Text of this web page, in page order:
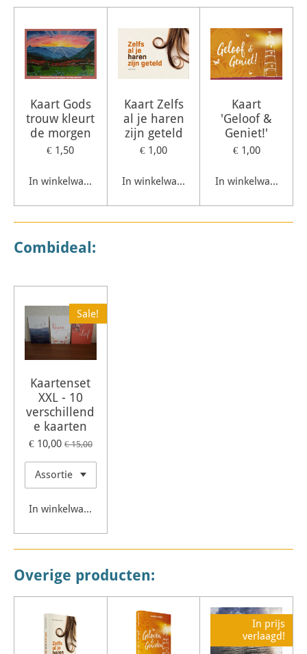
Kaart Gods
trouw kleurt
de morgen
€ 1,50
In winkelwagen
Kaart Zelfs
al je haren
zijn geteld
€ 1,00
In winkelwagen
Kaart
'Geloof &
Geniet!'
€ 1,00
In winkelwagen
Combideal:
Sale!
Kaartenset
XXL - 10
verschillend
e kaarten
€ 10,00 € 15,00
In winkelwagen
Overige producten:
In prijs
verlaagd!